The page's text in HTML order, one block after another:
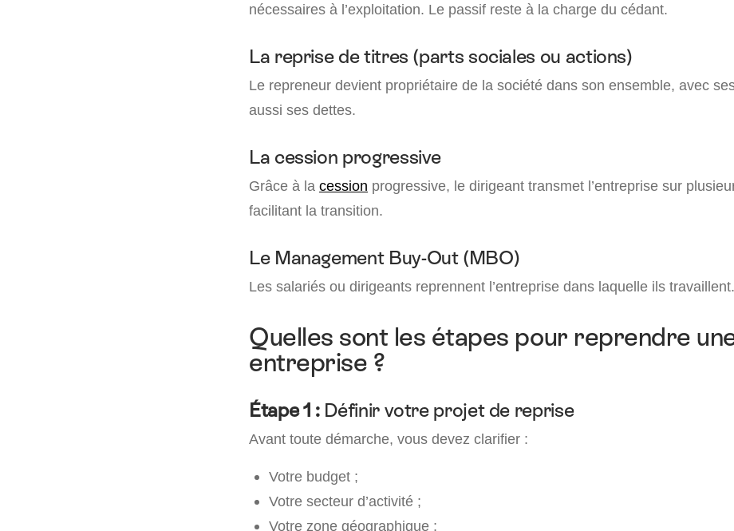
nécessaires à l’exploitation. Le passif reste à la charge du cédant.
La reprise de titres (parts sociales ou actions)
Le repreneur devient propriétaire de la société dans son ensemble, avec
aussi ses dettes.
La cession progressive
Grâce à la cession progressive, le dirigeant transmet l’entreprise sur
facilitant la transition.
Le Management Buy-Out (MBO)
Les salariés ou dirigeants reprennent l’entreprise dans laquelle ils travaillent.
Quelles sont les étapes pour reprendre
entreprise ?
Étape 1 : Définir votre projet de reprise
Avant toute démarche, vous devez clarifier :
Votre budget ;
Votre secteur d’activité ;
Votre zone géographique ;